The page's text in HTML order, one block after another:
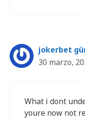
jokerbet
30 marzo,
What i dont
youre now not